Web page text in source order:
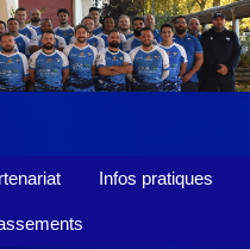
Infos pratiques